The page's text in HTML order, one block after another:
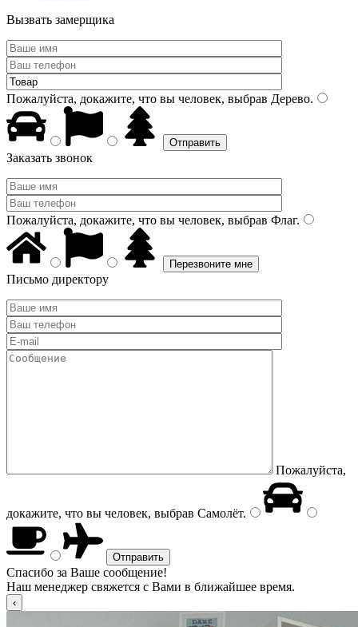
Вызвать замерщика
Пожалуйста, докажите, что вы человек, выбрав Дерево.
Заказать звонок
Пожалуйста, докажите, что вы человек, выбрав Флаг.
Письмо директору
Пожалуйста,
докажите, что вы человек, выбрав Самолёт.
Спасибо за Ваше сообщение!
Наш менеджер свяжется с Вами в ближайшее время.